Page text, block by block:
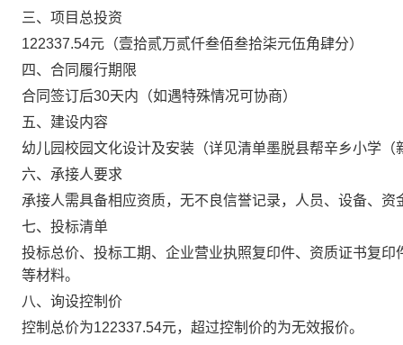
三、项目总投资
122337.54元（壹拾贰万贰仟叁佰叁拾柒元伍角肆分）
四、合同履行期限
合同签订后30天内（如遇特殊情况可协商）
五、建设内容
幼儿园校园文化设计及安装（详见清单墨脱县帮辛乡小学（
六、承接人要求
承接人需具备相应资质，无不良信誉记录，人员、设备、
七、投标清单
投标总价、投标工期、企业营业执照复印件、资质证书复
等材料。
八、询设控制价
控制总价为122337.54元，超过控制价的为无效报价。